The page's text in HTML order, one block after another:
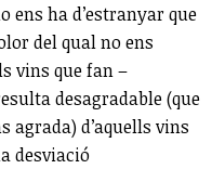
ens ha d’estranyar que
del qual no ens
vins que fan –
desagradable (que
agrada) d’aquells vins
desviació